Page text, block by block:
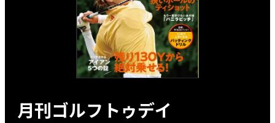
月刊ゴルフトゥデイ